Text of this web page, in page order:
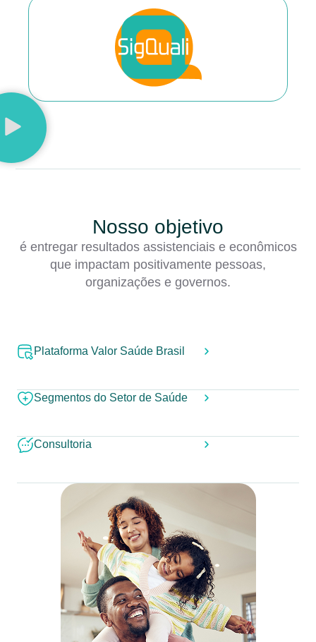
Nosso objetivo
é entregar resultados assistenciais e econômicos
que impactam positivamente pessoas,
organizações e governos.
Plataforma Valor Saúde Brasil
Segmentos do Setor de Saúde
Consultoria